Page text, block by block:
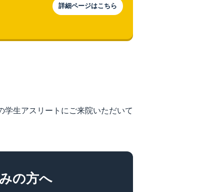
詳細ページはこちら
生アスリートにご来院いただいて
の方へ